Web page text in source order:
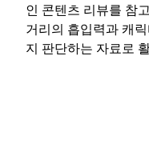
인 콘텐츠 리뷰를 참
거리의 흡입력과 캐
지 판단하는 자료로